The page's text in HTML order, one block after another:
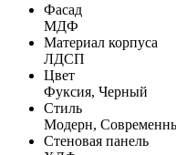
Фасад
МДФ
Материал корпуса
ЛДСП
Цвет
Фуксия, Черный
Стиль
Модерн,
Стеновая панель